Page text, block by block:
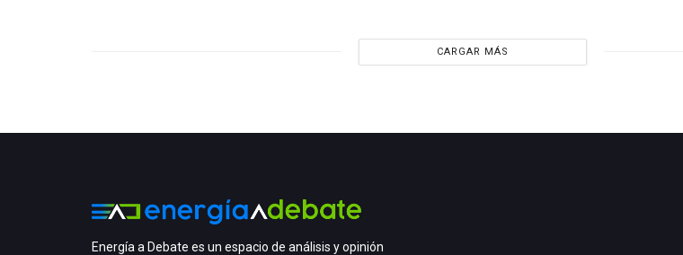
CARGAR MÁS
Energía a Debate es un espacio de análisis y opinión